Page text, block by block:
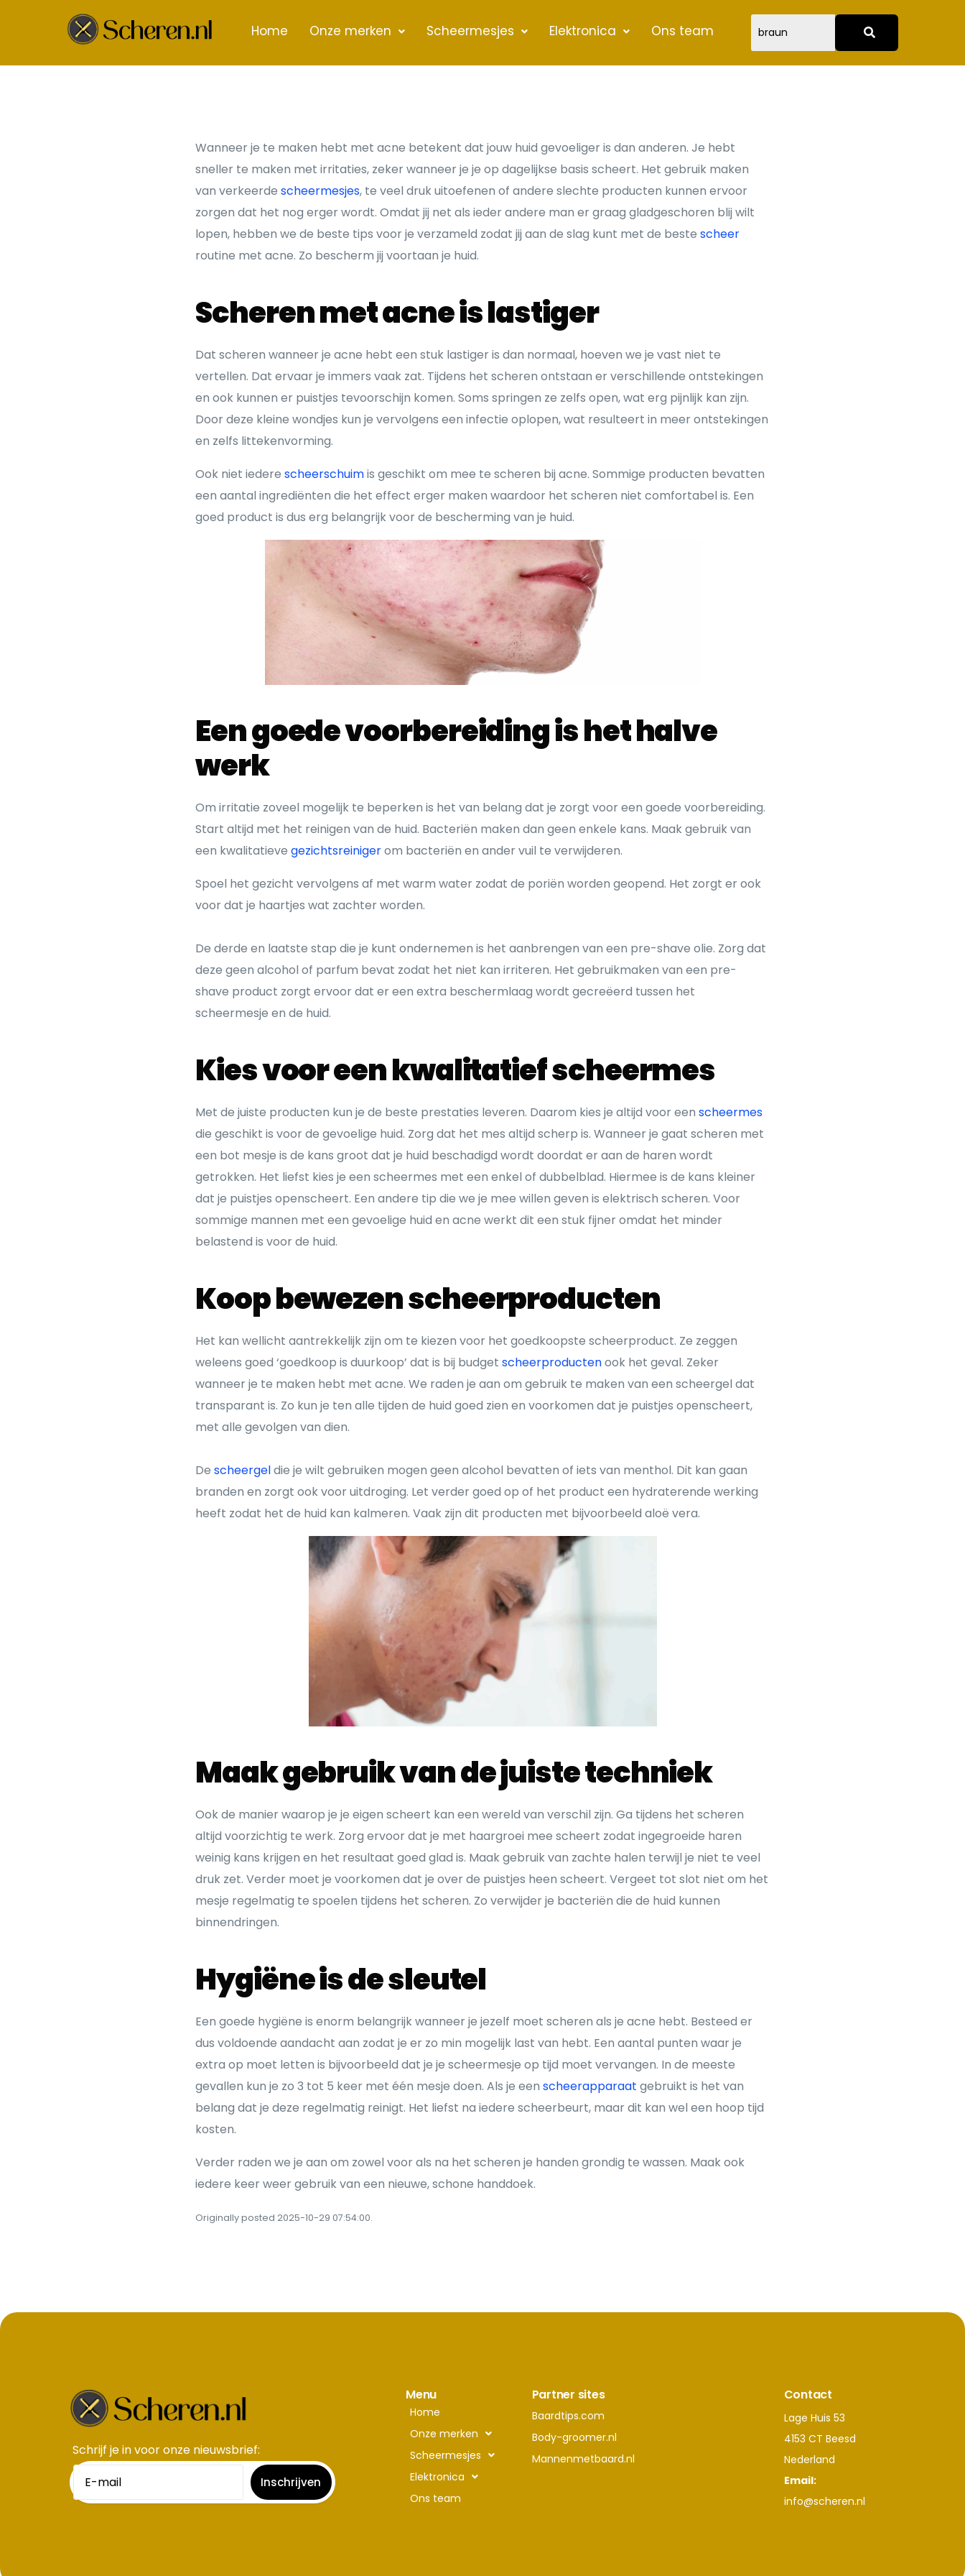
Home Onze merken Scheermesjes Elektronica Ons team
Wanneer je te maken hebt met acne betekent dat jouw huid gevoeliger is dan anderen. Je hebt
sneller te maken met irritaties, zeker wanneer je je op dagelijkse basis scheert. Het gebruik maken
van verkeerde scheermesjes, te veel druk uitoefenen of andere slechte producten kunnen ervoor
zorgen dat het nog erger wordt. Omdat jij net als ieder andere man er graag gladgeschoren blij wilt
lopen, hebben we de beste tips voor je verzameld zodat jij aan de slag kunt met de beste scheer
routine met acne. Zo bescherm jij voortaan je huid.
Scheren met acne is lastiger
Dat scheren wanneer je acne hebt een stuk lastiger is dan normaal, hoeven we je vast niet te
vertellen. Dat ervaar je immers vaak zat. Tijdens het scheren ontstaan er verschillende ontstekingen
en ook kunnen er puistjes tevoorschijn komen. Soms springen ze zelfs open, wat erg pijnlijk kan zijn.
Door deze kleine wondjes kun je vervolgens een infectie oplopen, wat resulteert in meer ontstekingen
en zelfs littekenvorming.
Ook niet iedere scheerschuimis geschikt om mee te scheren bij acne. Sommige producten bevatten
een aantal ingrediënten die het effect erger maken waardoor het scheren niet comfortabel is. Een
goed product is dus erg belangrijk voor de bescherming van je huid.
Een goede voorbereiding is het halve
werk
Om irritatie zoveel mogelijk te beperken is het van belang dat je zorgt voor een goede voorbereiding.
Start altijd met het reinigen van de huid. Bacteriën maken dan geen enkele kans. Maak gebruik van
een kwalitatieve gezichtsreinigerom bacteriën en ander vuil te verwijderen.
Spoel het gezicht vervolgens af met warm water zodat de poriën worden geopend. Het zorgt er ook
voor dat je haartjes wat zachter worden.
De derde en laatste stap die je kunt ondernemen is het aanbrengen van een pre-shave olie. Zorg dat
deze geen alcohol of parfum bevat zodat het niet kan irriteren. Het gebruikmaken van een pre-
shave product zorgt ervoor dat er een extra beschermlaag wordt gecreëerd tussen het
scheermesje en de huid.
Kies voor een kwalitatief scheermes
Met de juiste producten kun je de beste prestaties leveren. Daarom kies je altijd voor een scheermes
die geschikt is voor de gevoelige huid. Zorg dat het mes altijd scherp is. Wanneer je gaat scheren met
een bot mesje is de kans groot dat je huid beschadigd wordt doordat er aan de haren wordt
getrokken. Het liefst kies je een scheermes met een enkel of dubbelblad. Hiermee is de kans kleiner
dat je puistjes openscheert. Een andere tip die we je mee willen geven is elektrisch scheren. Voor
sommige mannen met een gevoelige huid en acne werkt dit een stuk fijner omdat het minder
belastend is voor de huid.
Koop bewezen scheerproducten
Het kan wellicht aantrekkelijk zijn om te kiezen voor het goedkoopste scheerproduct. Ze zeggen
weleens goed ‘goedkoop is duurkoop’ dat is bij budget scheerproductenook het geval. Zeker
wanneer je te maken hebt met acne. We raden je aan om gebruik te maken van een scheergel dat
transparant is. Zo kun je ten alle tijden de huid goed zien en voorkomen dat je puistjes openscheert,
met alle gevolgen van dien.
De scheergeldie je wilt gebruiken mogen geen alcohol bevatten of iets van menthol. Dit kan gaan
branden en zorgt ook voor uitdroging. Let verder goed op of het product een hydraterende werking
heeft zodat het de huid kan kalmeren. Vaak zijn dit producten met bijvoorbeeld aloë vera.
Maak gebruik van de juiste techniek
Ook de manier waarop je je eigen scheert kan een wereld van verschil zijn. Ga tijdens het scheren
altijd voorzichtig te werk. Zorg ervoor dat je met haargroei mee scheert zodat ingegroeide haren
weinig kans krijgen en het resultaat goed glad is. Maak gebruik van zachte halen terwijl je niet te veel
druk zet. Verder moet je voorkomen dat je over de puistjes heen scheert. Vergeet tot slot niet om het
mesje regelmatig te spoelen tijdens het scheren. Zo verwijder je bacteriën die de huid kunnen
binnendringen.
Hygiëne is de sleutel
Een goede hygiëne is enorm belangrijk wanneer je jezelf moet scheren als je acne hebt. Besteed er
dus voldoende aandacht aan zodat je er zo min mogelijk last van hebt. Een aantal punten waar je
extra op moet letten is bijvoorbeeld dat je je scheermesje op tijd moet vervangen. In de meeste
gevallen kun je zo 3 tot 5 keer met één mesje doen. Als je een scheerapparaat gebruikt is het van
belang dat je deze regelmatig reinigt. Het liefst na iedere scheerbeurt, maar dit kan wel een hoop tijd
kosten.
Verder raden we je aan om zowel voor als na het scheren je handen grondig te wassen. Maak ook
iedere keer weer gebruik van een nieuwe, schone handdoek.
Originally posted 2025-10-29 07:54:00.
Schrijf je in voor onze nieuwsbrief​:
Inschrijven
Menu
Home
Onze merken
Scheermesjes
Elektronica
Ons team
Partner sites
Baardtips.com
Body-groomer.nl
Mannenmetbaard.nl
Contact
Lage Huis 53
4153 CT Beesd
Nederland
Email:
info@scheren.nl